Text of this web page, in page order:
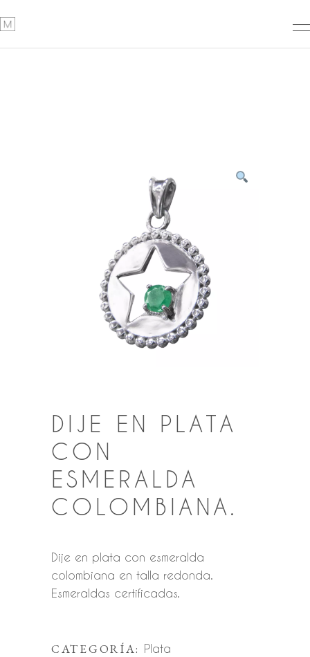
DIJE EN PLATA
CON
ESMERALDA
COLOMBIANA.
Dije en plata con esmeralda
colombiana en talla redonda.
Esmeraldas certificadas.
CATEGORÍA: Plata